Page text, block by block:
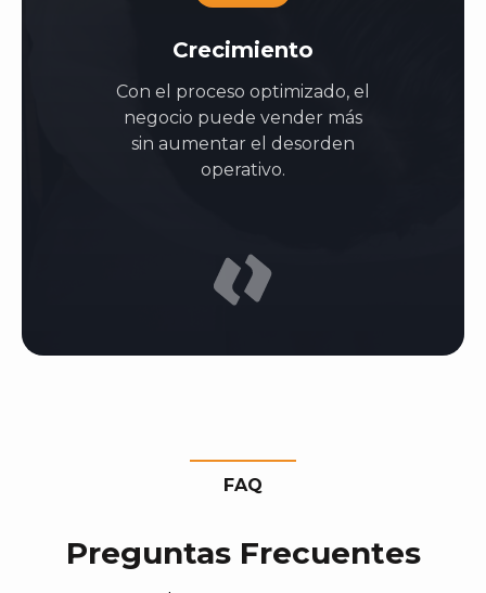
Crecimiento
Con el proceso optimizado, el
negocio puede vender más
sin aumentar el desorden
operativo.
FAQ
Preguntas Frecuentes